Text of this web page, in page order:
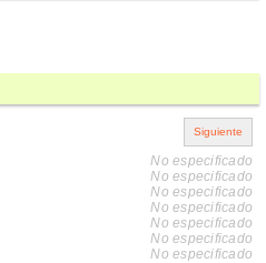
No especificado
No especificado
No especificado
No especificado
No especificado
No especificado
No especificado